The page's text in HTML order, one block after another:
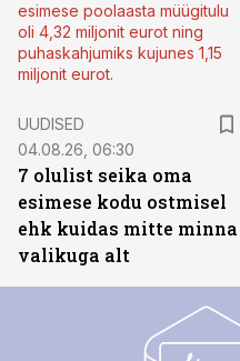
esimese poolaasta müügitulu
oli 4,32 miljonit eurot ning
puhaskahjumiks kujunes 1,15
miljonit eurot.
UUDISED
04.08.26, 06:30
7 olulist seika oma
esimese kodu ostmisel
ehk kuidas mitte minna
valikuga alt